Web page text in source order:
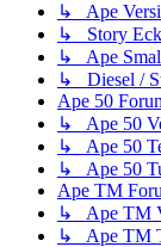
↳ Ape
↳ Story
↳ Ape
↳ Diesel /
Ape 50
↳ Ape 50
↳ Ape 50
↳ Ape 50
Ape TM
↳ Ape TM
↳ Ape TM